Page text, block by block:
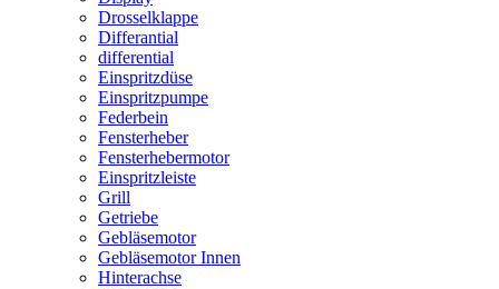
Drosselklappe
Differantial
differential
Einspritzdüse
Einspritzpumpe
Federbein
Fensterheber
Fensterhebermotor
Einspritzleiste
Grill
Getriebe
Gebläsemotor
Gebläsemotor Innen
Hinterachse